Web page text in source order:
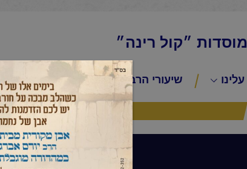
מוסדות ״קול רינה״
עלינו שיעורי הרב שיעורי החיד״א